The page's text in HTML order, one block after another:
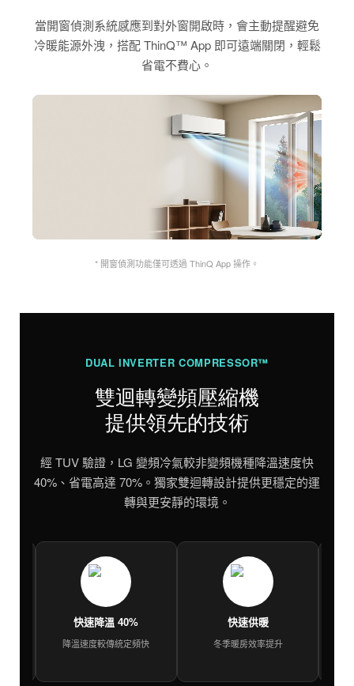
當開窗偵測系統感應到對外窗開啟時，會主動提醒避免
冷暖能源外洩，搭配 ThinQ™ App 即可遠端關閉，輕鬆
省電不費心。
* 開窗偵測功能僅可透過 ThinQ App 操作。
DUAL INVERTER COMPRESSOR™
雙迴轉變頻壓縮機
提供領先的技術
經 TUV 驗證，LG 變頻冷氣較非變頻機種降溫速度快
40%、省電高達 70%。獨家雙迴轉設計提供更穩定的運
轉與更安靜的環境。
快速降溫 40%
降溫速度較傳統定頻快
快速供暖
冬季暖房效率提升